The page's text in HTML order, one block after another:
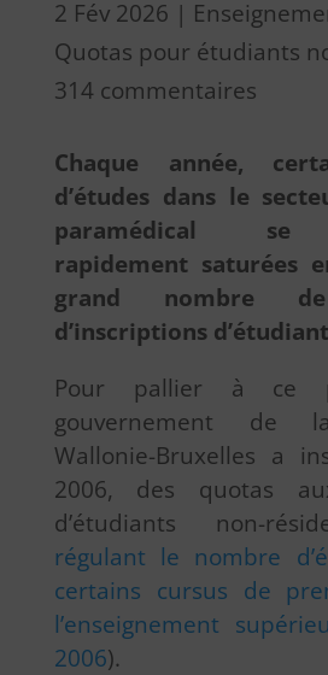
2 Fév 2026 |
Quotas pour étudiants
314 commentaires
Chaque année,
d’études dans le
paramédical se
rapidement saturées
grand nombre de
d’inscriptions
Pour pallier à ce
gouvernement de
Wallonie-Bruxelles a
2006, des quotas
d’étudiants non-
régulant le nombre
certains cursus de
l’enseignement
2006).